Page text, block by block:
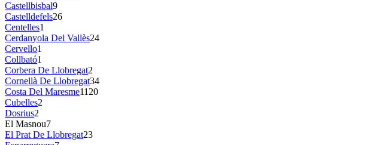
Castellbisbal9
Castelldefels26
Centelles1
Cerdanyola Del Vallès24
Cervello1
Collbató1
Corbera De Llobregat2
Cornellà De Llobregat34
Costa Del Maresme1120
Cubelles2
Dosrius2
El Masnou7
El Prat De Llobregat23